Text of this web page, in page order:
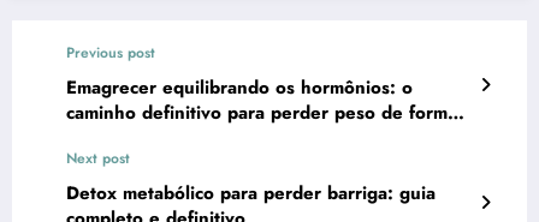
Previous post
Emagrecer equilibrando os hormônios: o
caminho definitivo para perder peso de forma
Next post
Detox metabólico para perder barriga: guia